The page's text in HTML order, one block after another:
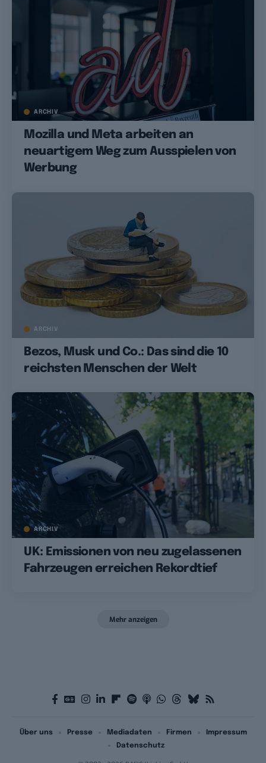
ARCHIV
Mozilla und Meta arbeiten an
neuartigem Weg zum Ausspielen von
Werbung
ARCHIV
Bezos, Musk und Co.: Das sind die 10
reichsten Menschen der Welt
ARCHIV
UK: Emissionen von neu zugelassenen
Fahrzeugen erreichen Rekordtief
Mehr anzeigen
Über uns Presse Mediadaten Firmen
Impressum
Datenschutz